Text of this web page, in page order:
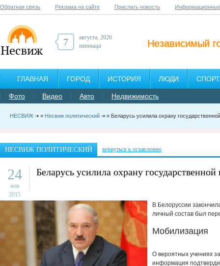
Обратная связь Реклама на сайте Прислать новость
Независимый
7
августа, 2026
пятница
ГЛАВНАЯ ГОРОД ИСТОРИЯ ЛЮДИ СПОРТ
Фото Видео Авто Недвижимость
НЕСВИЖ » Несвиж политический » Беларусь усилила охрану
НЕСВИЖ ПОЛИТИЧЕСКИЙ вернуться к оглавлению
24
мая
2015
Беларусь усилила охрану
В Белоруссии
личный состав был
Мобилизация
О вероятных учениях
информация